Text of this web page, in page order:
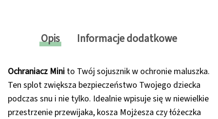
Opis Informacje dodatkowe
Ochraniacz Mini to Twój sojusznik w ochronie maluszka.
Ten splot zwiększa bezpieczeństwo Twojego dziecka
podczas snu i nie tylko. Idealnie wpisuje się w niewielkie
przestrzenie przewijaka, kosza Mojżesza czy łóżeczka